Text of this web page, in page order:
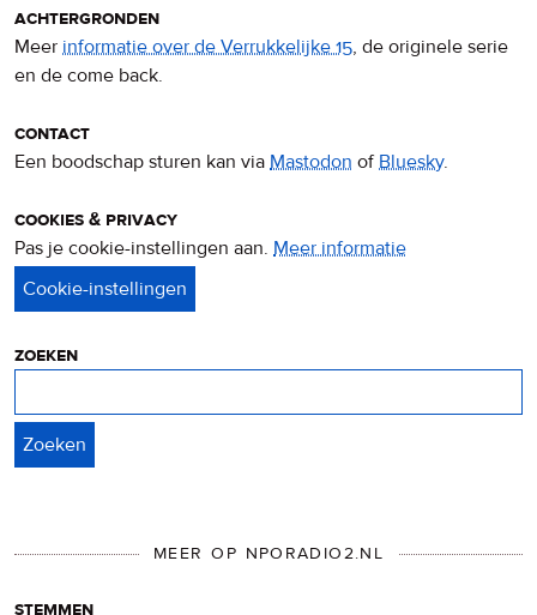
achtergronden
Meer informatie over de Verrukkelijke 15, de originele serie
en de come back.
contact
Een boodschap sturen kan via Mastodon ofBluesky.
cookies & privacy
Pas je cookie-instellingen aan. Meer informatie
zoeken
MEER OP NPORADIO2.NL
stemmen